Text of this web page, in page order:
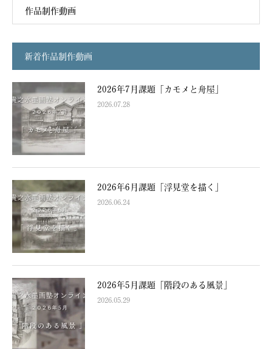
作品制作動画
新着作品制作動画
2026年7月課題「カモメと舟屋」
2026.07.28
2026年6月課題「浮見堂を描く」
2026.06.24
2026年5月課題「階段のある風景」
2026.05.29